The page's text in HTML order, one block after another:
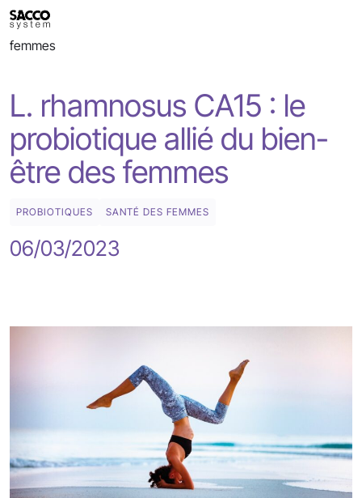
Skip
to
content
BLOG
>
L. rhamnosus CA15 : le probiotique allié du bien-être des
femmes
L. rhamnosus CA15 : le
probiotique allié du bien-
être des femmes
PROBIOTIQUES SANTÉ DES FEMMES
06/03/2023